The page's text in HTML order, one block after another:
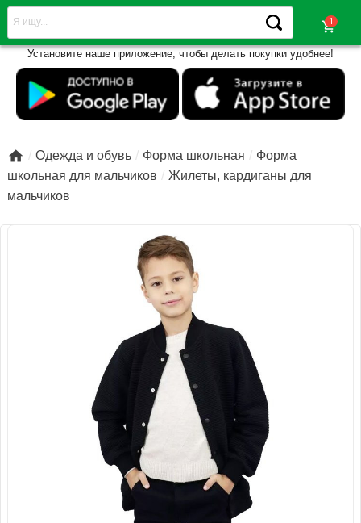
shopping_cart
Установите наше приложение, чтобы делать покупки удобнее!
 Одежда и обувь Форма школьная
Форма
школьная для мальчиков
Жилеты, кардиганы для
мальчиков